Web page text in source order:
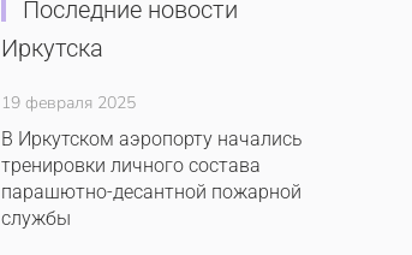
Последние новости
Иркутска
19 февраля 2025
В Иркутском аэропорту начались
тренировки личного состава
парашютно-десантной пожарной
службы